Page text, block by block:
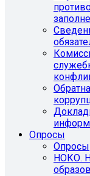
Опросы
Опросы
НОКО.